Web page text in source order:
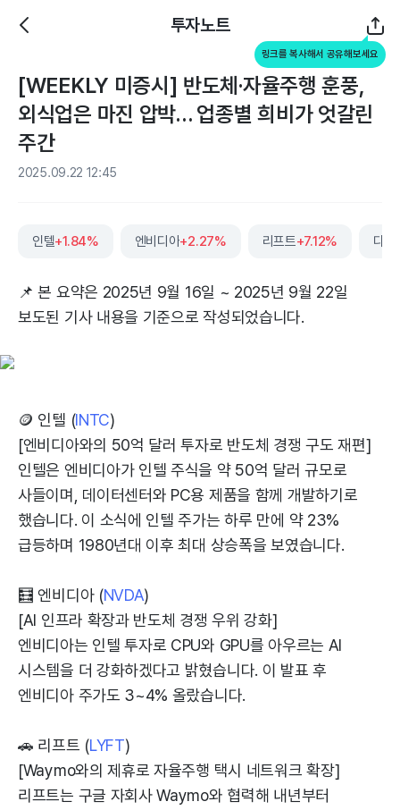
투자노트
링크를 복사해서 공유해보세요
[WEEKLY 미증시] 반도체·자율주행 훈풍,
외식업은 마진 압박… 업종별 희비가 엇갈린
주간
2025.09.22 12:45
인텔+1.84% 엔비디아+2.27% 리프트+7.12% 다든
📌 본 요약은 2025년 9월 16일 ~ 2025년 9월 22일
보도된 기사 내용을 기준으로 작성되었습니다.
🪙 인텔 (INTC)
[엔비디아와의 50억 달러 투자로 반도체 경쟁 구도 재편]
인텔은 엔비디아가 인텔 주식을 약 50억 달러 규모로
사들이며, 데이터센터와 PC용 제품을 함께 개발하기로
했습니다. 이 소식에 인텔 주가는 하루 만에 약 23%
급등하며 1980년대 이후 최대 상승폭을 보였습니다.
🧮 엔비디아 (NVDA)
[AI 인프라 확장과 반도체 경쟁 우위 강화]
엔비디아는 인텔 투자로 CPU와 GPU를 아우르는 AI
시스템을 더 강화하겠다고 밝혔습니다. 이 발표 후
엔비디아 주가도 3~4% 올랐습니다.
🚗 리프트 (LYFT)
[Waymo와의 제휴로 자율주행 택시 네트워크 확장]
리프트는 구글 자회사 Waymo와 협력해 내년부터